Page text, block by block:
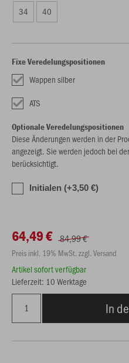
34 40
Fixe Veredelungspositionen
Wappen silber
ATS
Optionale Veredelungspositionen
Diese Änderungen werden in der
angezeigt. Sie werden jedoch bei
berücksichtigt.
Initialen (+3,50 €)
64,49 € 84,99 €
Preis inkl. 19% MwSt. zzgl. Versand
Artikel sofort verfügbar
Lieferzeit: 10 Werktage
In